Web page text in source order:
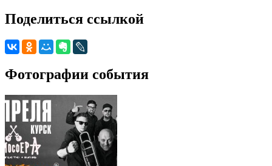
Поделиться ссылкой
Фотографии события